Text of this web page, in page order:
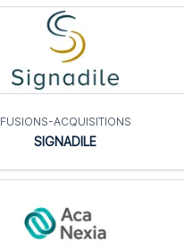
FUSIONS-ACQUISITIONS
SIGNADILE